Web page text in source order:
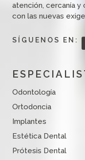
atención, cercanía y
con las nuevas
SÍGUENOS EN:
Odontología
Ortodoncia
Implantes
Estética Dental
Prótesis Dental